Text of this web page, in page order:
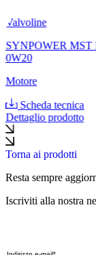
Valvoline
SYNPOWER MST
0W20
Motore
Scheda tecnica
Dettaglio prodotto
Torna ai prodotti
Resta sempre
Iscriviti alla nostra